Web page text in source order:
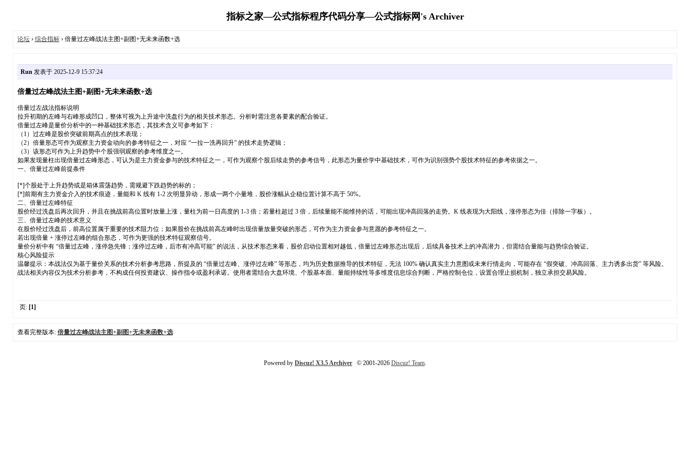
指标之家—公式指标程序代码分享—公式指标网's Archiver
论坛› 综合指标› 倍量过左峰战法主图+副图+无未来函数+选
Run发表于 2025-12-9 15:37:24
倍量过左峰战法主图+副图+无未来函数+选
倍量过左战法指标说明
拉升初期的左峰与右峰形成凹口，整体可视为上升途中洗盘行为的相关技术形态。分析时需注意各要素的配合验证。
倍量过左峰是量价分析中的一种基础技术形态，其技术含义可参考如下：
（1）过左峰是股价突破前期高点的技术表现；
（2）倍量形态可作为观察主力资金动向的参考特征之一，对应 “一拉一洗再回升” 的技术走势逻辑；
（3）该形态可作为上升趋势中个股强弱观察的参考维度之一。
如果发现量柱出现倍量过左峰形态，可认为是主力资金参与的技术特征之一，可作为观察个股后续走势的参考信号，此形态为量价学中基础技术，可作为识别强势个股技术特征的参考依据之一。
一、倍量过左峰前提条件
[*]个股处于上升趋势或是箱体震荡趋势，需规避下跌趋势的标的；
[*]前期有主力资金介入的技术痕迹，量能和 K 线有 1-2 次明显异动，形成一两个小量堆，股价涨幅从企稳位置计算不高于 50%。
二、倍量过左峰特征
股价经过洗盘后再次回升，并且在挑战前高位置时放量上涨，量柱为前一日高度的 1-3 倍；若量柱超过 3 倍，后续量能不能维持的话，可能出现冲高回落的走势。K 线表现为大阳线，涨停形态为佳（排除一字板）。
三、倍量过左峰的技术意义
在股价经过洗盘后，前高位置属于重要的技术阻力位；如果股价在挑战前高左峰时出现倍量放量突破的形态，可作为主力资金参与意愿的参考特征之一。
若出现倍量 + 涨停过左峰的组合形态，可作为更强的技术特征观察信号。
量价分析中有 “倍量过左峰，涨停急先锋；涨停过左峰，后市有冲高可能” 的说法，从技术形态来看，股价启动位置相对越低，倍量过左峰形态出现后，后续具备技术上的冲高潜力，但需结合量能与趋势综合验证。
核心风险提示
温馨提示：本战法仅为基于量价关系的技术分析参考思路，所提及的 “倍量过左峰、涨停过左峰” 等形态，均为历史数据推导的技术特征，无法 100% 确认真实主力意图或未来行情走向，可能存在 “假突破、冲高回落、主力诱多出货” 等风险。
战法相关内容仅为技术分析参考，不构成任何投资建议、操作指令或盈利承诺。使用者需结合大盘环境、个股基本面、量能持续性等多维度信息综合判断，严格控制仓位，设置合理止损机制，独立承担交易风险。
页: [1]
查看完整版本: 倍量过左峰战法主图+副图+无未来函数+选
Powered by Discuz! X3.5 Archiver © 2001-2026 Discuz! Team.